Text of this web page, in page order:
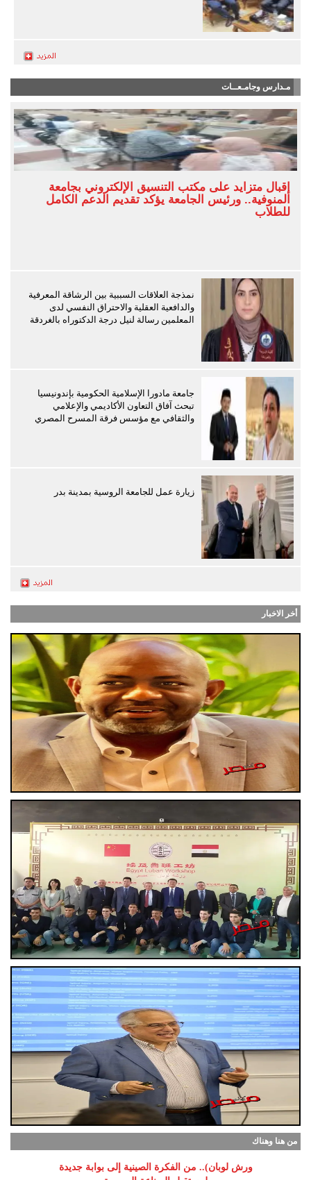
مـدارس وجامـعــات
إقبال متزايد على مكتب التنسيق الإلكتروني بجامعة
المنوفية.. ورئيس الجامعة يؤكد تقديم الدعم الكامل
للطلاب
نمذجة العلاقات السببية بين الرشاقة المعرفية
والدافعية العقلية والاحتراق النفسي لدى
المعلمين رسالة لنيل درجة الدكتوراه بالغردقة
جامعة مادورا الإسلامية الحكومية بإندونيسيا
تبحث آفاق التعاون الأكاديمي والإعلامي
والثقافي مع مؤسس فرقة المسرح المصري
زيارة عمل للجامعة الروسية بمدينة بدر
أخر الاخبار
من هنا وهناك
ورش لوبان).. من الفكرة الصينية إلى بوابة جديدة